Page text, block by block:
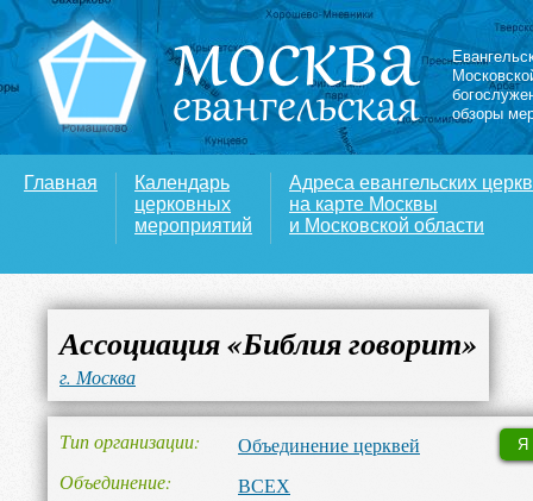
обзоры
Главная
Календарь
церковных
мероприятий
Адреса евангельских
на карте Москвы
и Московской области
Ассоциация «Библия говорит»
г. Москва
Я
Тип организации
Объединение церквей
Объединение
ВСЕХ